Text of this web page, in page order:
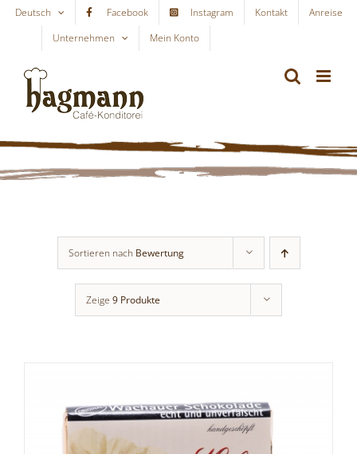
Skip
content
Deutsch Facebook Instagram Kontakt
Anreise
Unternehmen
Mein Konto
Sortieren nach Bewertung
Zeige 9 Produkte